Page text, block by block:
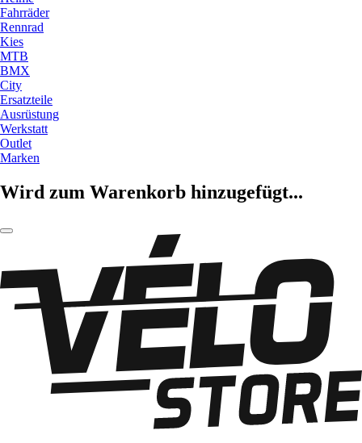
Fahrräder
Rennrad
Kies
MTB
BMX
City
Ersatzteile
Ausrüstung
Werkstatt
Outlet
Marken
Wird zum Warenkorb hinzugefügt...